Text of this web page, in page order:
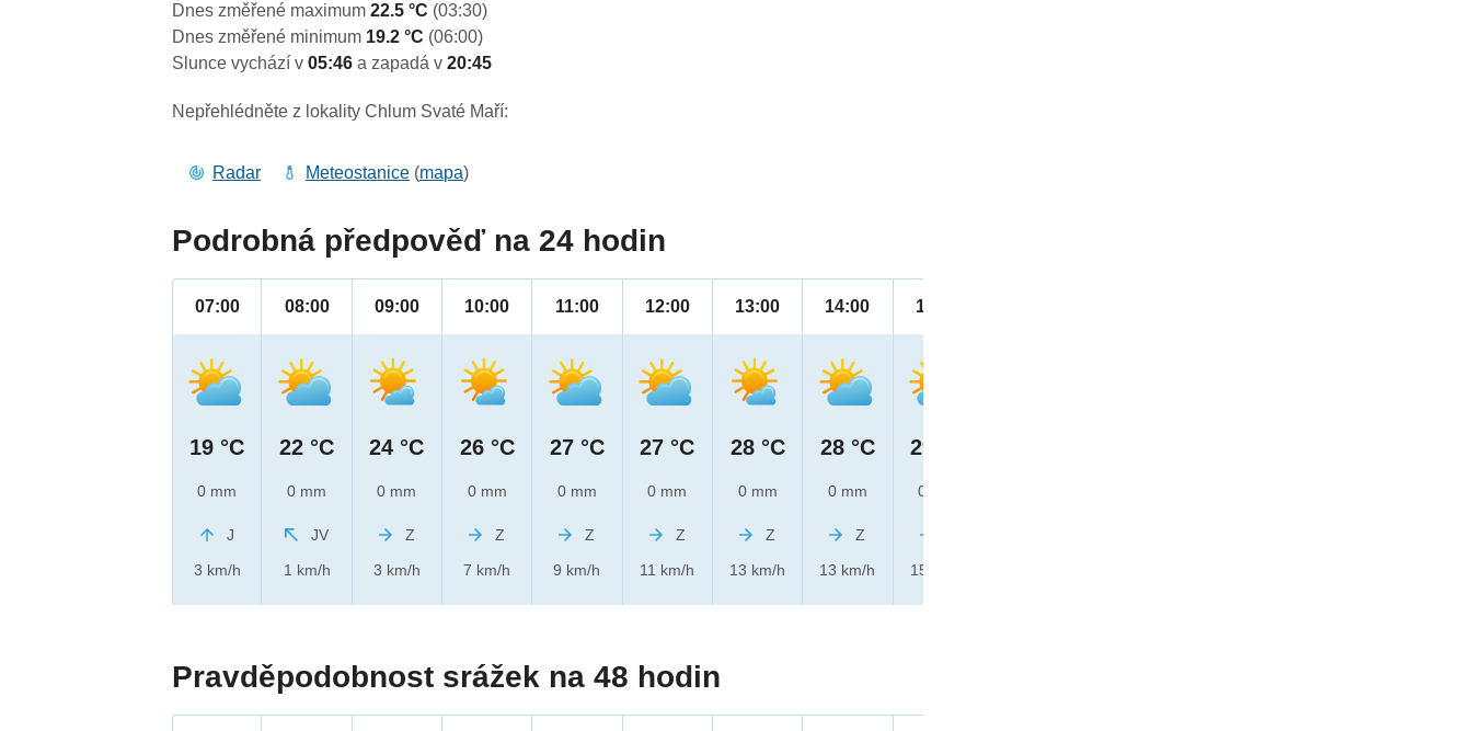
Dnes změřené maximum22.5 °C (03:30)
Dnes změřené minimum 19.2 °C (06:00)
Slunce vychází v05:46a zapadá v20:45
Nepřehlédněte z lokality Chlum Svaté Maří:
Radar Meteostanice (mapa)
Podrobná předpověď na 24 hodin
07:00
19 °C
0 mm
J
3 km/h
08:00
22 °C
0 mm
JV
1 km/h
09:00
24 °C
0 mm
Z
3 km/h
10:00
26 °C
0 mm
Z
7 km/h
11:00
27 °C
0 mm
Z
9 km/h
12:00
27 °C
0 mm
Z
11 km/h
13:00
28 °C
0 mm
Z
13 km/h
14:00
28 °C
0 mm
Z
13 km/h
15:00
29 °C
0 mm
15 km/h
Pravděpodobnost srážek na 48 hodin